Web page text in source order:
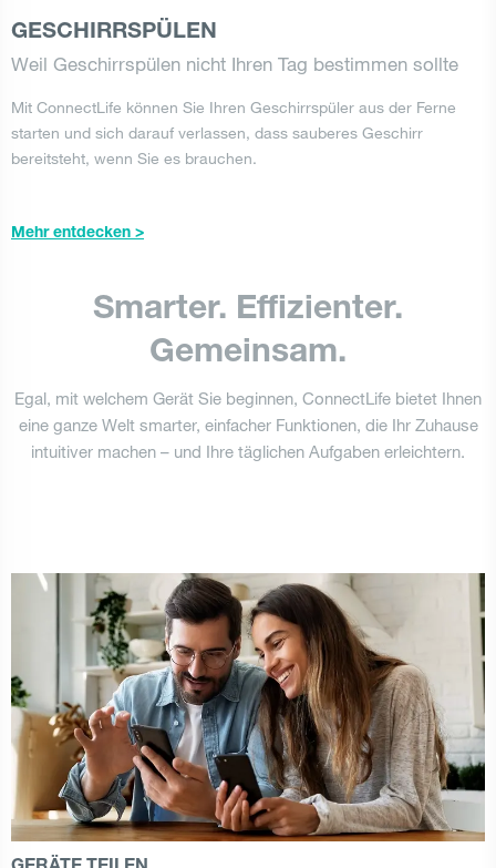
GESCHIRRSPÜLEN
Weil Geschirrspülen nicht Ihren Tag bestimmen sollte
Mit ConnectLife können Sie Ihren Geschirrspüler aus der Ferne
starten und sich darauf verlassen, dass sauberes Geschirr
bereitsteht, wenn Sie es brauchen.
Mehr entdecken >
Smarter. Effizienter.
Gemeinsam.
Egal, mit welchem Gerät Sie beginnen, ConnectLife bietet Ihnen
eine ganze Welt smarter, einfacher Funktionen, die Ihr Zuhause
intuitiver machen – und Ihre täglichen Aufgaben erleichtern.